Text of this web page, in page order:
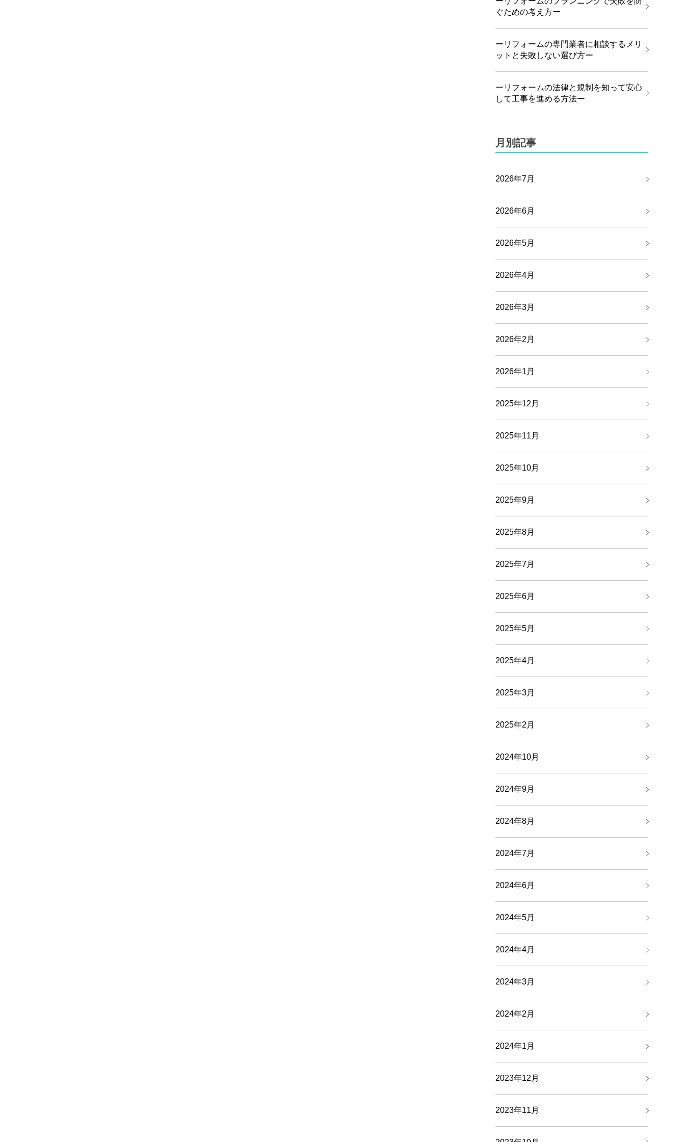
ぐための考え方ー
ーリフォームの専門業者に相談するメリ
ットと失敗しない選び方ー
ーリフォームの法律と規制を知って安心
して工事を進める方法ー
月別記事
2026年7月
2026年6月
2026年5月
2026年4月
2026年3月
2026年2月
2026年1月
2025年12月
2025年11月
2025年10月
2025年9月
2025年8月
2025年7月
2025年6月
2025年5月
2025年4月
2025年3月
2025年2月
2024年10月
2024年9月
2024年8月
2024年7月
2024年6月
2024年5月
2024年4月
2024年3月
2024年2月
2024年1月
2023年12月
2023年11月